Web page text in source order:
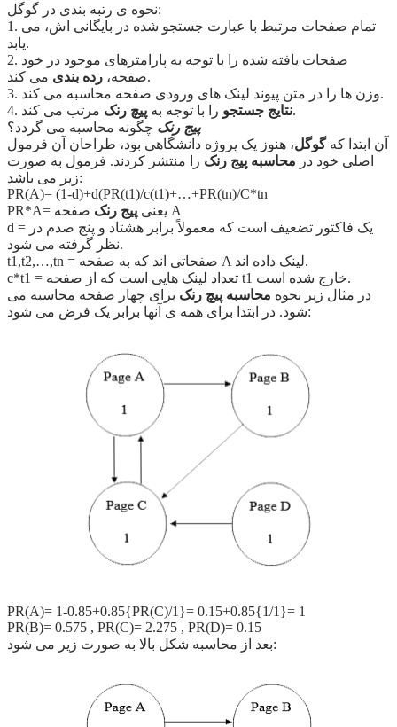
نحوه ی رتبه بندی در گوگل:
1. تمام صفحات مرتبط با عبارت جستجو شده در بایگانی اش، می
یابد.
2. صفحات یافته شده را با توجه به پارامترهای موجود در خود
صفحه، رده بندی
می کند.
3. وزن ها را در متن پیوند لینک های ورودی صفحه محاسبه می کند.
4.
نتایج جستجو را با توجه به پیچ رنک
مرتب می کند.
پیج رنک چگونه محاسبه می گردد؟
آن ابتدا کهگوگل، هنوز یک پروژه دانشگاهی بود، طراحان آن فرمول
اصلی خود در محاسبه پیج رنک را منتشر کردند. فرمول به صورت
زیر می باشد:
PR(A)= (1-d)+d(PR(t1)/c(t1)+…+PR(tn)/C*tn
PR*A= یعنی پیج رنک
صفحه A
d = یک فاکتور تضعیف است که معمولاً برابر هشتاد و پنج صدم در
نظر گرفته می شود.
t1,t2,…,tn = صفحاتی اند که به صفحه A لینک داده اند.
c*t1 = تعداد لینک هایی است که از صفحه t1 خارج شده است.
در مثال زیر نحوه محاسبه پیچ رنک برای چهار صفحه محاسبه می
شود. در ابتدا برای همه ی آنها برابر یک فرض می شود:
PR(A)= 1-0.85+0.85{PR(C)/1}= 0.15+0.85{1/1}= 1
PR(B)= 0.575 , PR(C)= 2.275 , PR(D)= 0.15
بعد از محاسبه شکل بالا به صورت زیر می شود: